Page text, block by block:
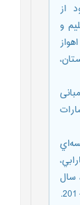
وجود از
و
زمستان،
مبانی
سال